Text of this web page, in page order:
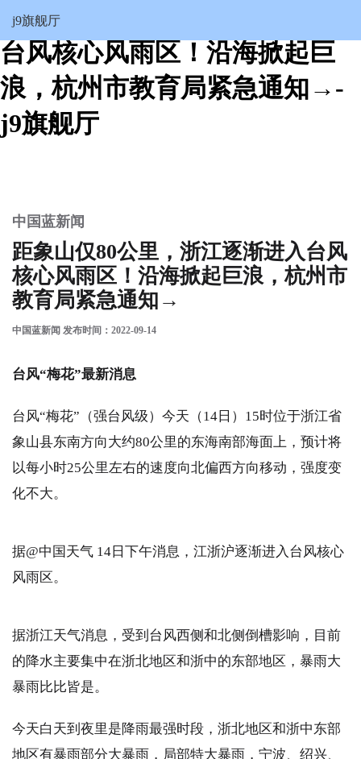
距象山仅80公里，浙江逐渐进入
台风核心风雨区！沿海掀起巨
浪，杭州市教育局紧急通知→-
j9旗舰厅
j9旗舰厅
中国蓝新闻
距象山仅80公里，浙江逐渐进入台风
核心风雨区！沿海掀起巨浪，杭州市
教育局紧急通知→
中国蓝新闻 发布时间：2022-09-14
台风“梅花”最新消息
台风“梅花”（强台风级）今天（14日）15时位于浙江省
象山县东南方向大约80公里的东海南部海面上，预计将
以每小时25公里左右的速度向北偏西方向移动，强度变
化不大。
据@中国天气 14日下午消息，江浙沪逐渐进入台风核心
风雨区。
据浙江天气消息，受到台风西侧和北侧倒槽影响，目前
的降水主要集中在浙北地区和浙中的东部地区，暴雨大
暴雨比比皆是。
今天白天到夜里是降雨最强时段，浙北地区和浙中东部
地区有暴雨部分大暴雨，局部特大暴雨，宁波、绍兴、